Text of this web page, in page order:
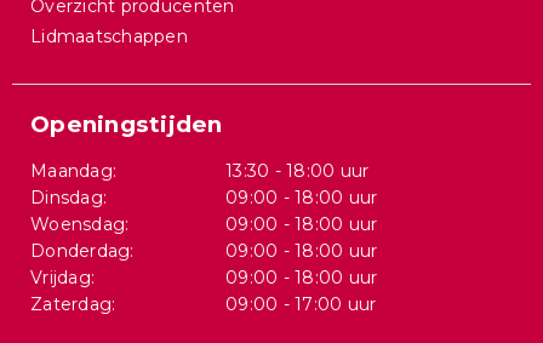
Overzicht producenten
Lidmaatschappen
Openingstijden
Maandag:
13:30 - 18:00 uur
Dinsdag:
09:00 - 18:00 uur
Woensdag:
09:00 - 18:00 uur
Donderdag:
09:00 - 18:00 uur
Vrijdag:
09:00 - 18:00 uur
Zaterdag:
09:00 - 17:00 uur